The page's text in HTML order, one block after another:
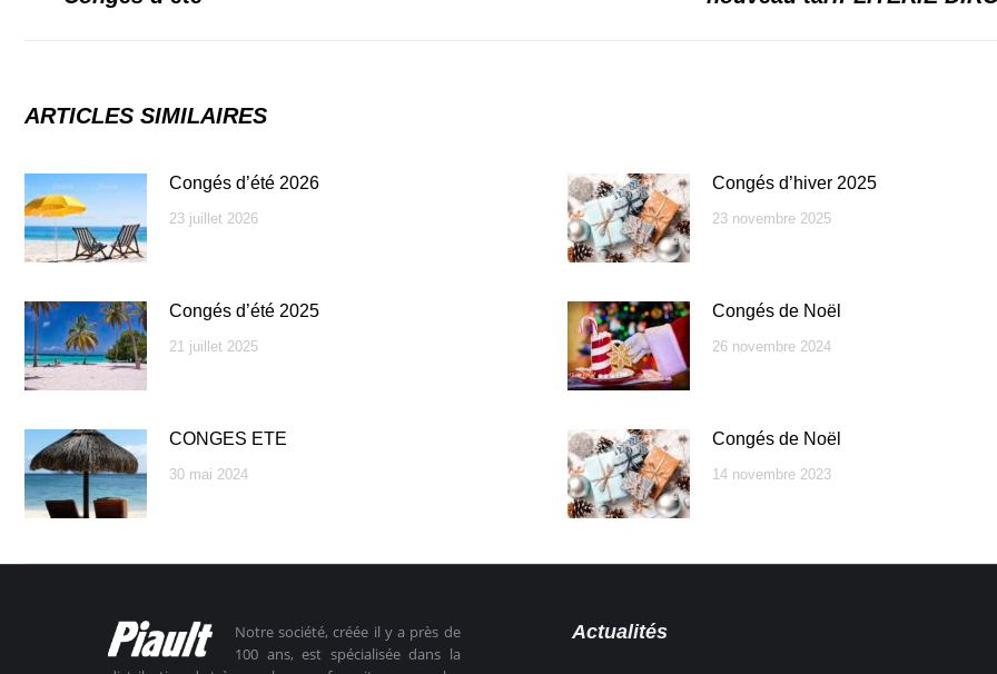
ARTICLES SIMILAIRES
Congés d’été 2026
23 juillet 2026
Congés d’hiver 2025
23 novembre 2025
Congés d’été 2025
21 juillet 2025
Congés de Noël
26 novembre 2024
CONGES ETE
30 mai 2024
Congés de Noël
14 novembre 2023
Notre société, créée il y a près de
100 ans, est spécialisée dans la
Actualités